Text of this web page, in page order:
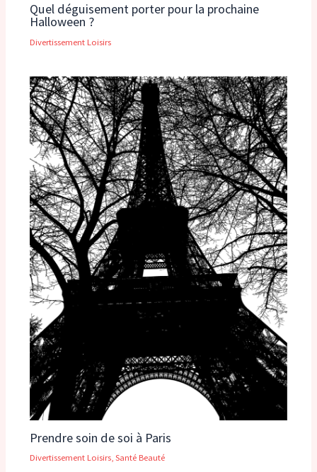
Quel déguisement porter pour la prochaine
Halloween ?
Divertissement Loisirs
Prendre soin de soi à Paris
Divertissement Loisirs, Santé Beauté